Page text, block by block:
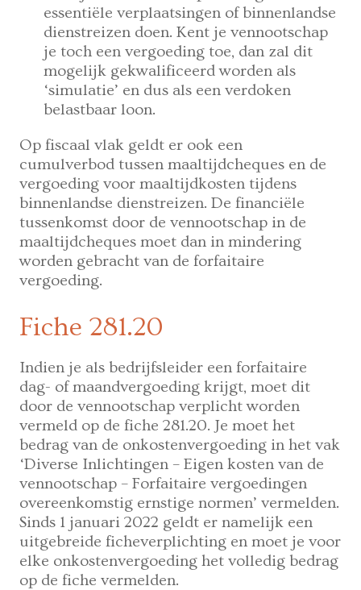
essentiële verplaatsingen of binnenlandse
dienstreizen doen. Kent je vennootschap
je toch een vergoeding toe, dan zal dit
mogelijk gekwalificeerd worden als
‘simulatie’ en dus als een verdoken
belastbaar loon.
Op fiscaal vlak geldt er ook een
cumulverbod tussen maaltijdcheques en de
vergoeding voor maaltijdkosten tijdens
binnenlandse dienstreizen. De financiële
tussenkomst door de vennootschap in de
maaltijdcheques moet dan in mindering
worden gebracht van de forfaitaire
vergoeding.
Fiche 281.20
Indien je als bedrijfsleider een forfaitaire
dag- of maandvergoeding krijgt, moet dit
door de vennootschap verplicht worden
vermeld op de fiche 281.20. Je moet het
bedrag van de onkostenvergoeding in het vak
‘Diverse Inlichtingen – Eigen kosten van de
vennootschap – Forfaitaire vergoedingen
overeenkomstig ernstige normen’ vermelden.
Sinds 1 januari 2022 geldt er namelijk een
uitgebreide ficheverplichting en moet je voor
elke onkostenvergoeding het volledig bedrag
op de fiche vermelden.